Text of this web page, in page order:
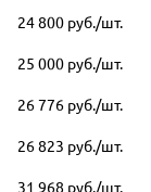
24 800 руб./шт.
25 000 руб./шт.
26 776 руб./шт.
26 823 руб./шт.
31 968 руб./шт.